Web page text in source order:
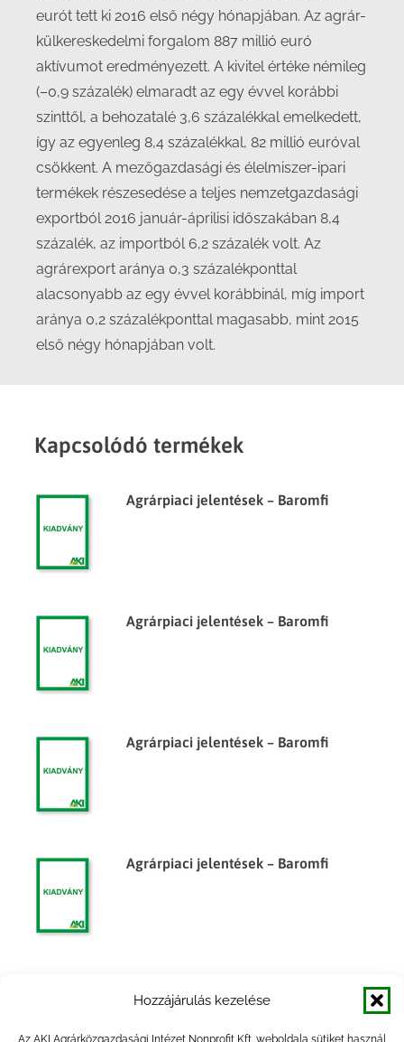
Hozzájárulás kezelése
Az AKI Agrárközgazdasági Intézet Nonprofit Kft. weboldala sütiket használ
eurót tett ki 2016 első négy hónapjában. Az agrár-
külkereskedelmi forgalom 887 millió euró
aktívumot eredményezett. A kivitel értéke némileg
(–0,9 százalék) elmaradt az egy évvel korábbi
szinttől, a behozatalé 3,6 százalékkal emelkedett,
így az egyenleg 8,4 százalékkal, 82 millió euróval
csökkent. A mezőgazdasági és élelmiszer-ipari
termékek részesedése a teljes nemzetgazdasági
exportból 2016 január-áprilisi időszakában 8,4
százalék, az importból 6,2 százalék volt. Az
agrárexport aránya 0,3 százalékponttal
alacsonyabb az egy évvel korábbinál, míg import
aránya 0,2 százalékponttal magasabb, mint 2015
első négy hónapjában volt.
Kapcsolódó termékek
Agrárpiaci jelentések – Baromfi
Agrárpiaci jelentések – Baromfi
Agrárpiaci jelentések – Baromfi
Agrárpiaci jelentések – Baromfi